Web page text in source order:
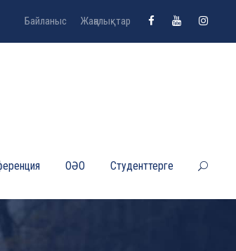
Байланыс Жаңалықтар
ОӘО Студенттерге